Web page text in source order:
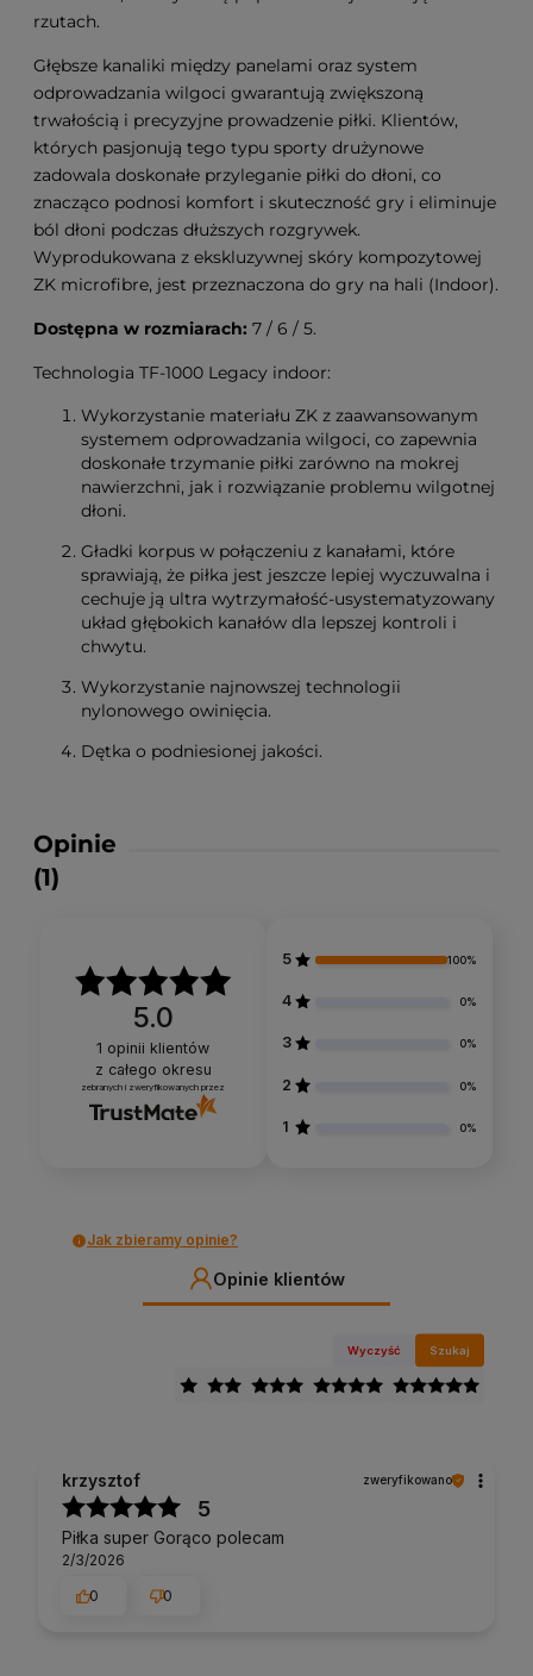
rzutach.
Głębsze kanaliki między panelami oraz system
odprowadzania wilgoci gwarantują zwiększoną
trwałością i precyzyjne prowadzenie piłki. Klientów,
których pasjonują tego typu sporty drużynowe
zadowala doskonałe przyleganie piłki do dłoni, co
znacząco podnosi komfort i skuteczność gry i eliminuje
ból dłoni podczas dłuższych rozgrywek.
Wyprodukowana z ekskluzywnej skóry kompozytowej
ZK microfibre, jest przeznaczona do gry na hali (Indoor).
Dostępna w rozmiarach: 7 / 6 / 5.
Technologia TF-1000 Legacy indoor:
Wykorzystanie materiału ZK z zaawansowanym
systemem odprowadzania wilgoci, co zapewnia
doskonałe trzymanie piłki zarówno na mokrej
nawierzchni, jak i rozwiązanie problemu wilgotnej
dłoni.
Gładki korpus w połączeniu z kanałami, które
sprawiają, że piłka jest jeszcze lepiej wyczuwalna i
cechuje ją ultra wytrzymałość-usystematyzowany
układ głębokich kanałów dla lepszej kontroli i
chwytu.
Wykorzystanie najnowszej technologii
nylonowego owinięcia.
Dętka o podniesionej jakości.
Opinie
(1)
5.0
1 opinii klientów
z całego okresu
zebranych i zweryfikowanych przez
5 100%
4 0%
3 0%
2 0%
1 0%
Jak zbieramy opinie?
Opinie klientów
Wyczyść Szukaj
krzysztof zweryfikowano
5
Piłka super Gorąco polecam
2/3/2026
0
0